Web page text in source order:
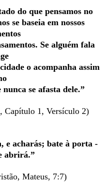
do que pensamos no
se baseia em nossos
Se alguém fala
o acompanha assim
se afasta dele.”
Capítulo 1, Versículo 2)
e acharás; bate à porta -
abrirá.”
Mateus, 7:7)